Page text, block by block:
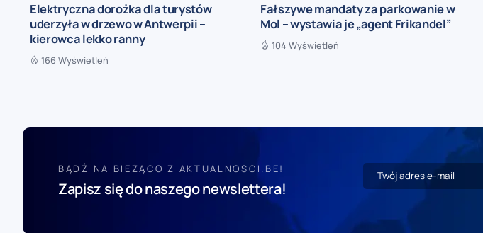
Elektryczna dorożka dla turystów
uderzyła w drzewo w Antwerpii –
kierowca lekko ranny
166 Wyświetleń
Fałszywe mandaty za parkowanie w
Mol – wystawia je „agent Frikandel”
104 Wyświetleń
BĄDŹ NA BIEŻĄCO Z AKTUALNOSCI.BE!
Zapisz się do naszego newslettera!